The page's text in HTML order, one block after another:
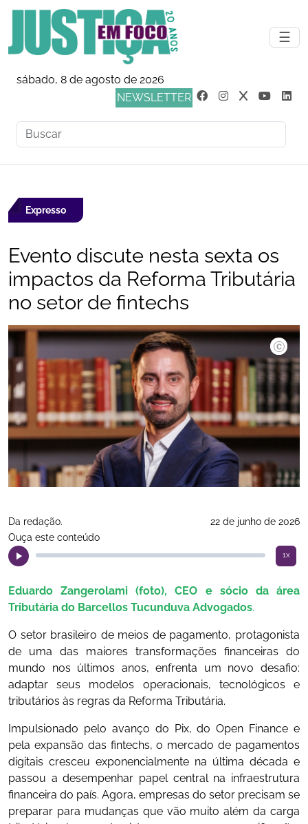
☰
sábado, 8 de agosto de 2026
NEWSLETTER
Expresso
Evento discute nesta sexta os
impactos da Reforma Tributária
no setor de fintechs
Da redação.
22 de junho de 2026
Ouça este conteúdo
1x
Eduardo Zangerolami (foto), CEO e sócio da área
Tributária do Barcellos Tucunduva Advogados.
O setor brasileiro de meios de pagamento, protagonista
de uma das maiores transformações financeiras do
mundo nos últimos anos, enfrenta um novo desafio:
adaptar seus modelos operacionais, tecnológicos e
tributários às regras da Reforma Tributária.
Impulsionado pelo avanço do Pix, do Open Finance e
pela expansão das fintechs, o mercado de pagamentos
digitais cresceu exponencialmente na última década e
passou a desempenhar papel central na infraestrutura
financeira do país. Agora, empresas do setor precisam se
preparar para mudanças que vão muito além da carga